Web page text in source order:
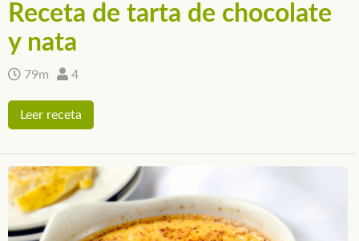
Receta de tarta de chocolate
y nata
79m 4
Leer receta